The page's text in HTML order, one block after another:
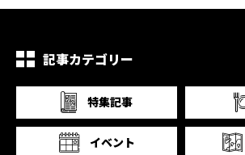
記事カテゴリー
特集記事
イベント